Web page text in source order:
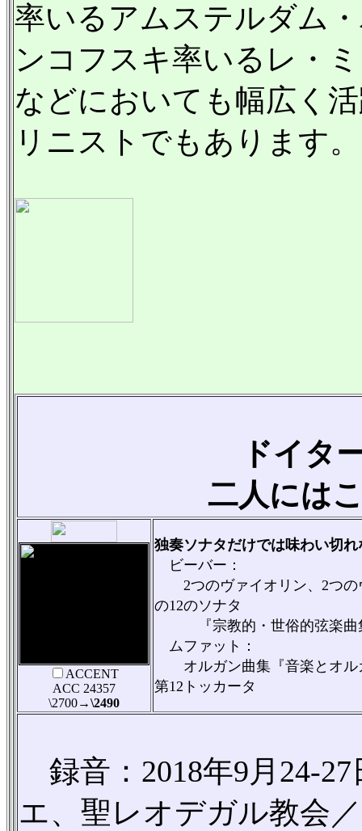
率いるアムステルダム
ンコフスキ率いるレ・
などにおいても幅広く
リニストでもあります。
ドイタ
二人には
ACCENT
ACC 24357
\2700→\2490
独奏ソナタだけでは味わい切
ビーバー：
2つのヴァイオリン、2つの
の12のソナタ
『宗教的・世俗的弦楽曲
ムファット：
オルガン曲集『音楽とオル
第12トッカータ
録音：2018年9月24-
エ、聖レオデガル教会